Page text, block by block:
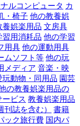
ルコンピュータ カ
・椅子 他の教養娯
養娯楽用品 文房具
習用消耗品 他の学習
用具 他の運動用具
ムソフト等 他の玩
メディア 音楽・映
玩動物・同用品 園芸
の教養娯楽用品の
ビス 教養娯楽用品
刊誌を含む）
書籍
ック旅行費 国内パ